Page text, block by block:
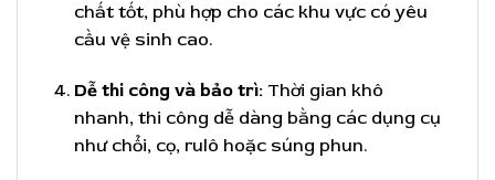
chất tốt, phù hợp cho các khu vực có yêu
cầu vệ sinh cao.
Dễ thi công và bảo trì: Thời gian khô
nhanh, thi công dễ dàng bằng các dụng cụ
như chổi, cọ, rulô hoặc súng phun.